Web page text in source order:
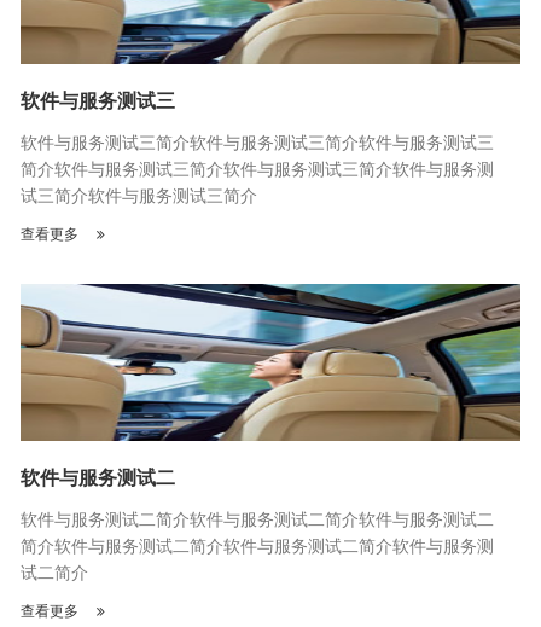
软件与服务测试三
软件与服务测试三简介软件与服务测试三简介软件与服务测试三
简介软件与服务测试三简介软件与服务测试三简介软件与服务测
试三简介软件与服务测试三简介
查看更多
软件与服务测试二
软件与服务测试二简介软件与服务测试二简介软件与服务测试二
简介软件与服务测试二简介软件与服务测试二简介软件与服务测
试二简介
查看更多